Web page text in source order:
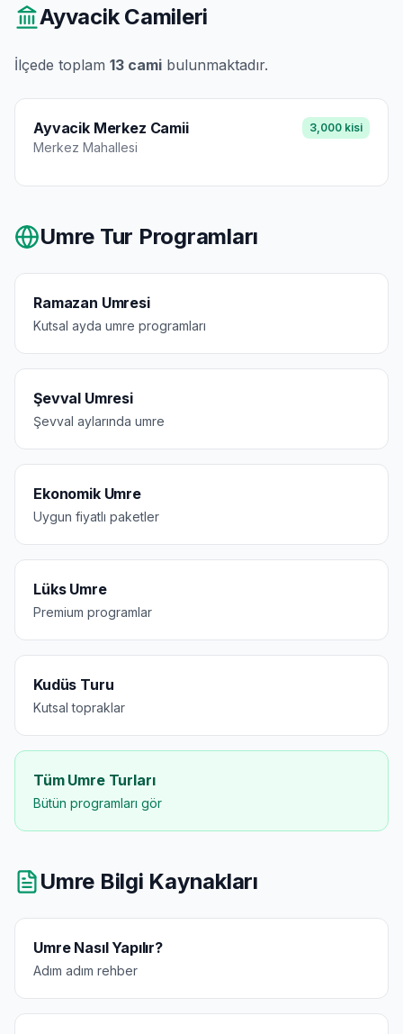
AyvacikCamileri
İlçede toplam 13 cami bulunmaktadır.
Ayvacik Merkez Camii
Merkez Mahallesi
3,000 kisi
Umre Tur Programları
Ramazan Umresi
Kutsal ayda umre programları
Şevval Umresi
Şevval aylarında umre
Ekonomik Umre
Uygun fiyatlı paketler
Lüks Umre
Premium programlar
Kudüs Turu
Kutsal topraklar
Tüm Umre Turları
Bütün programları gör
Umre Bilgi Kaynakları
Umre Nasıl Yapılır?
Adım adım rehber